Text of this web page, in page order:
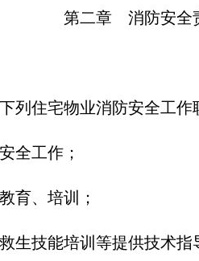
第二章 消防安全
列住宅物业消防安全工作
全工作；
育、培训；
生技能培训等提供技术指